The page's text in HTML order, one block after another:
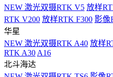
NEW 激光双摄RTK V5 放样
RTK V200 放样RTK F300 影像
华星
NEW 激光双摄RTK A40 放样
RTK A30 A16
北斗海达